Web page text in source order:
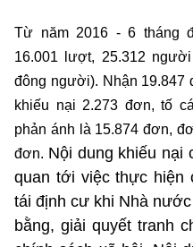
Từ năm 2016 - 6 tháng
16.001 lượt, 25.312
đông người). Nhận 19.847
khiếu nại 2.273 đơn, tố
phản ánh là 15.874 đơn,
đơn. Nội dung khiếu nại
quan tới việc thực hiện
tái định cư khi Nhà
bằng, giải quyết tranh